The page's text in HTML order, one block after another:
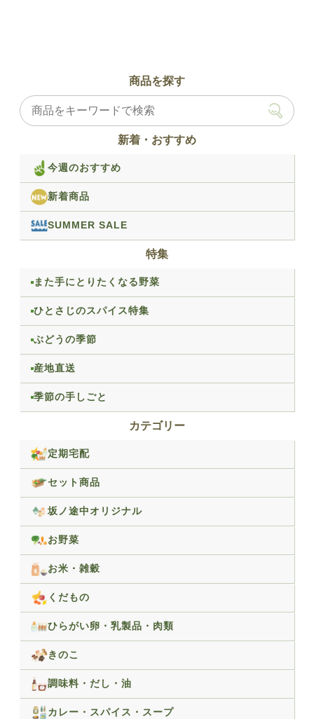
商品を探す
新着・おすすめ
今週のおすすめ
新着商品
SUMMER SALE
特集
また手にとりたくなる野菜
ひとさじのスパイス特集
ぶどうの季節
産地直送
季節の手しごと
カテゴリー
定期宅配
セット商品
坂ノ途中オリジナル
お野菜
お米・雑穀
くだもの
ひらがい卵・乳製品・肉類
きのこ
調味料・だし・油
カレー・スパイス・スープ